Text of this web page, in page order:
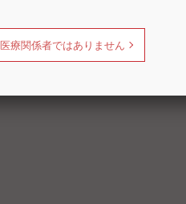
医療関係者ではありません